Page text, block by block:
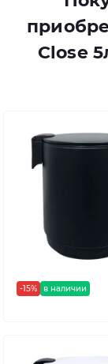
Close
-15% в наличии